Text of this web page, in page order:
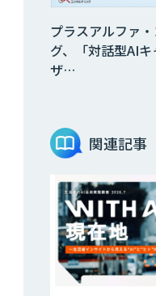
プラスアルファ
グ、「対話型AI
ザ…
関連記事